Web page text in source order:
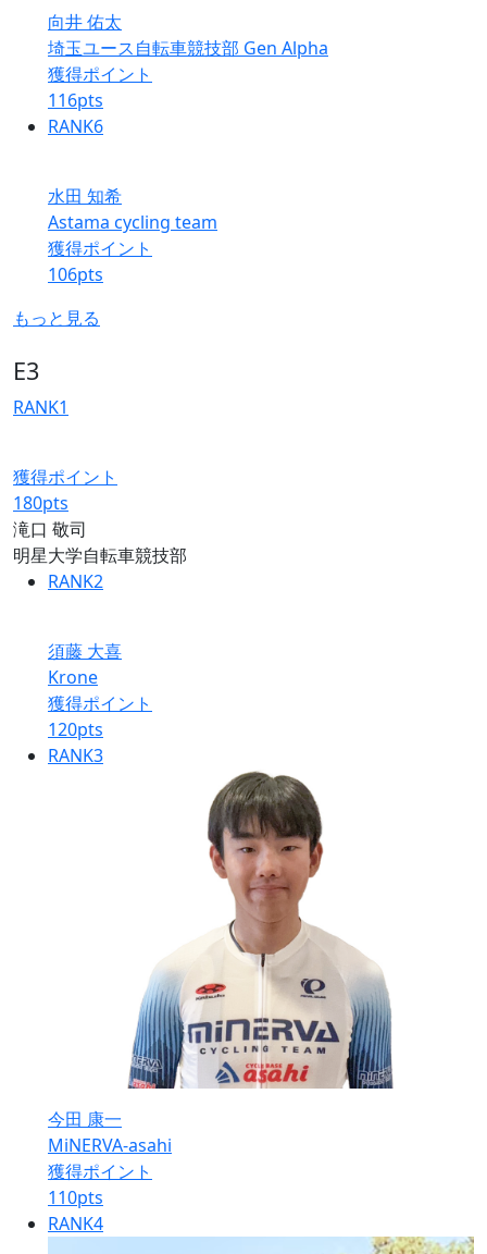
向井 佑太
埼玉ユース自転車競技部 Gen Alpha
獲得ポイント
116pts
RANK6
水田 知希
Astama cycling team
獲得ポイント
106pts
もっと見る
E3
RANK1
獲得ポイント
180pts
滝口 敬司
明星大学自転車競技部
RANK2
須藤 大喜
Krone
獲得ポイント
120pts
RANK3
今田 康一
MiNERVA-asahi
獲得ポイント
110pts
RANK4